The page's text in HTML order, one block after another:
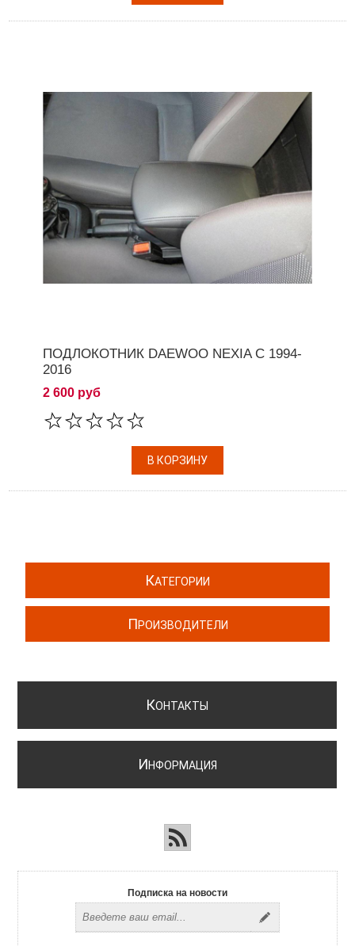
ПОДЛОКОТНИК DAEWOO NEXIA С 1994-
2016
2 600 руб
КАТЕГОРИИ
ПРОИЗВОДИТЕЛИ
КОНТАКТЫ
ИНФОРМАЦИЯ
Подписка на новости